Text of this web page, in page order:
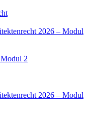
2026 – Modul
2
2026 – Modul